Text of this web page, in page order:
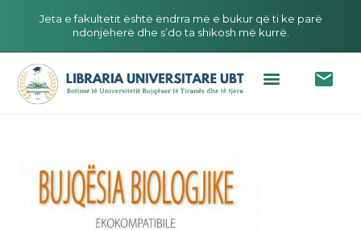
Jeta e fakultetit është ëndrra më e bukur që ti ke parë
ndonjëherë dhe s’do ta shikosh më kurrë.